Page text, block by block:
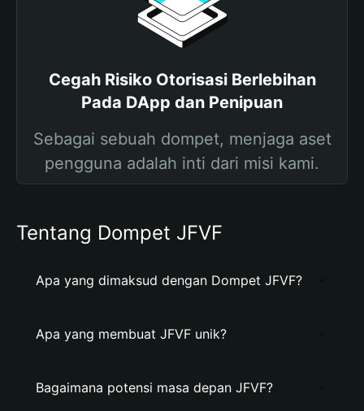
Cegah Risiko Otorisasi Berlebihan
Pada DApp dan Penipuan
Sebagai sebuah dompet, menjaga aset
pengguna adalah inti dari misi kami.
Tentang Dompet JFVF
Apa yang dimaksud dengan Dompet JFVF?
Apa yang membuat JFVF unik?
Bagaimana potensi masa depan JFVF?